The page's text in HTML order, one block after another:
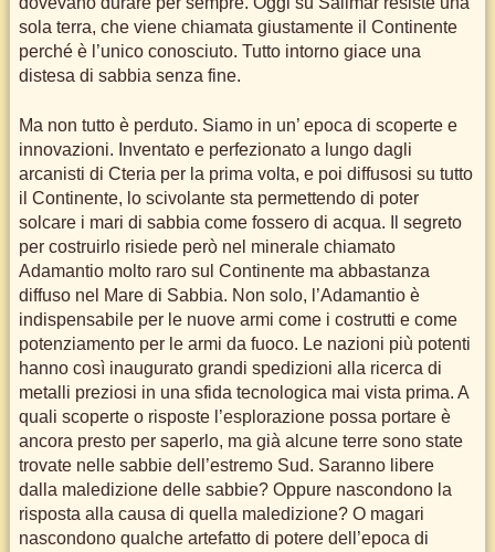
sola terra, che viene chiamata giustamente il Continente
perché è l’unico conosciuto. Tutto intorno giace una
distesa di sabbia senza fine.
Ma non tutto è perduto. Siamo in un’ epoca di scoperte e
innovazioni. Inventato e perfezionato a lungo dagli
arcanisti di Cteria per la prima volta, e poi diffusosi su tutto
il Continente, lo scivolante sta permettendo di poter
solcare i mari di sabbia come fossero di acqua. Il segreto
per costruirlo risiede però nel minerale chiamato
Adamantio molto raro sul Continente ma abbastanza
diffuso nel Mare di Sabbia. Non solo, l’Adamantio è
indispensabile per le nuove armi come i costrutti e come
potenziamento per le armi da fuoco. Le nazioni più potenti
hanno così inaugurato grandi spedizioni alla ricerca di
metalli preziosi in una sfida tecnologica mai vista prima. A
quali scoperte o risposte l’esplorazione possa portare è
ancora presto per saperlo, ma già alcune terre sono state
trovate nelle sabbie dell’estremo Sud. Saranno libere
dalla maledizione delle sabbie? Oppure nascondono la
risposta alla causa di quella maledizione? O magari
nascondono qualche artefatto di potere dell’epoca di